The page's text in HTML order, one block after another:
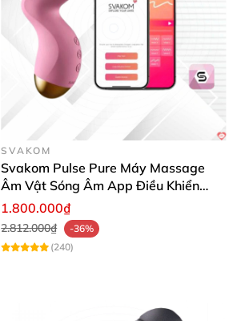
SVAKOM
Svakom Pulse Pure Máy Massage
Âm Vật Sóng Âm App Điều Khiển
Kích Thích
1.800.000₫
2.812.000₫
-36%
(240)